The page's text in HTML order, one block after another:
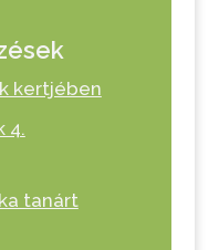
kertjében
4.
tanárt